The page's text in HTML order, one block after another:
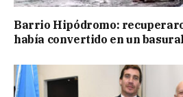
Barrio Hipódromo:
había convertido en un basural